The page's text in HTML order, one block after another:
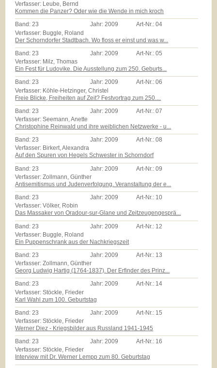
Verfasser: Leube, Bernd
Kommen die Panzer? Oder wie die Wende in mich kroch
Band:23 Jahr:2009 Art-Nr.:04
Verfasser: Buggle, Roland
Der Schorndorfer Stadtbach. Wo floss er einst und was w...
Band:23 Jahr:2009 Art-Nr.:05
Verfasser: Milz, Thomas
Ein Fest für Ludovike. Die Ausstellung zum 250. Geburts...
Band:23 Jahr:2009 Art-Nr.:06
Verfasser: Köhle-Hetzinger, Christel
Freie Blicke, Freiheiten auf Zeit? Festvortrag zum 250....
Band: 23 Jahr: 2009 Art-Nr.:07
Verfasser: Seemann, Anette
Christophine Reinwald und ihre weiblichen Netzwerke - u...
Band:23 Jahr:2009 Art-Nr.:08
Verfasser: Birkert, Alexandra
Auf den Spuren von Hegels Schwester in Schorndorf
Band: 23 Jahr: 2009 Art-Nr.:09
Verfasser: Zollmann, Günther
Antisemitismus und Judenverfolgung. Veranstaltung der e...
Band:23 Jahr:2009 Art-Nr.: 10
Verfasser: Völker, Robin
Das Massaker von Oradour-sur-Glane und Zeitzeugengesprä...
Band: 23 Jahr: 2009 Art-Nr.: 12
Verfasser: Buggle, Roland
Ein Puppenschrank aus der Nachkriegszeit
Band:23 Jahr:2009 Art-Nr.: 13
Verfasser: Zollmann, Günther
Georg Ludwig Hartig (1764-1837). Der Erfinder des Prinz...
Band:23 Jahr:2009 Art-Nr.: 14
Verfasser: Stöckle, Frieder
Karl Wahl zum 100. Geburtstag
Band:23 Jahr:2009 Art-Nr.: 15
Verfasser: Stöckle, Frieder
Werner Diez - Kriegsbilder aus Russland 1941-1945
Band:23 Jahr:2009 Art-Nr.: 16
Verfasser: Stöckle, Frieder
Interview mit Dr. Werner Lempp zum 80. Geburtstag